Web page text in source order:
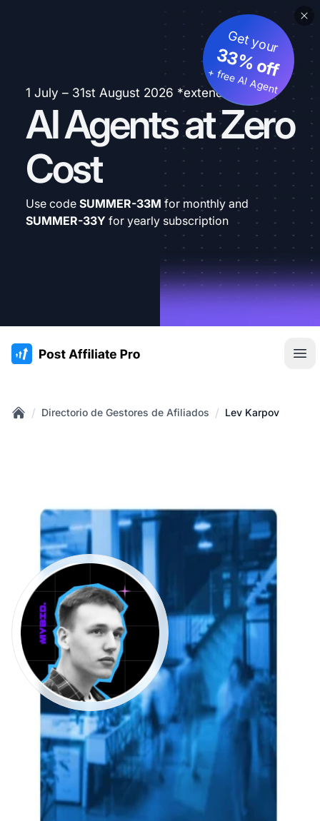
1 July – 31st August 2026 *extended
AI Agents at Zero
Cost
Get your
33% off
+ free AI Agent
Use code SUMMER-33M for monthly and
SUMMER-33Y for yearly subscription
:site.title
/ Directorio de Gestores de Afiliados / Lev Karpov